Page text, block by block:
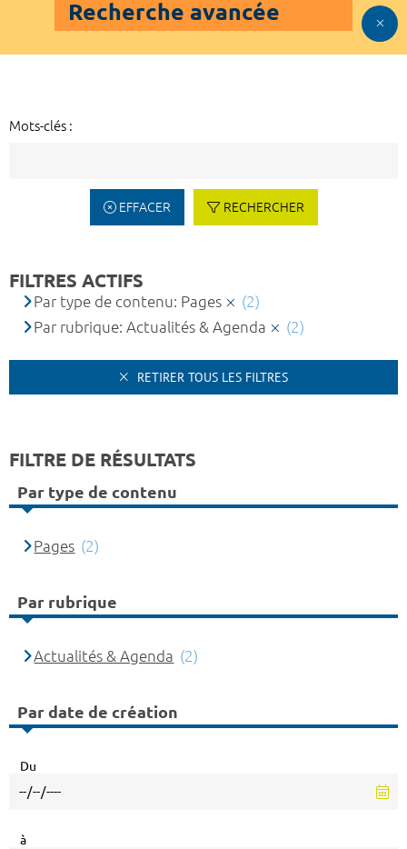
Recherche avancée
Mots-clés :
EFFACER RECHERCHER
FILTRES ACTIFS
Par type de contenu: Pages
(2)
Par rubrique: Actualités & Agenda
(2)
RETIRER TOUS LES FILTRES
FILTRE DE RÉSULTATS
Par type de contenu
Pages (2)
Par rubrique
Actualités & Agenda (2)
Par date de création
Du
à